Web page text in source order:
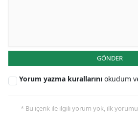
GÖNDER
Yorum yazma kurallarını okudum
* Bu içerik ile ilgili yorum yok, ilk yorumu